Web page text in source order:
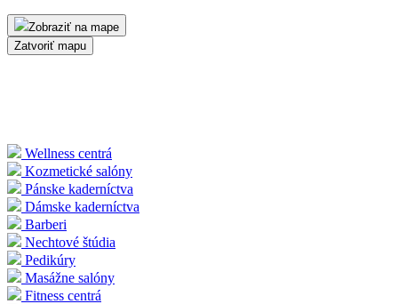
Zobraziť na mape
Zatvoriť mapu
Wellness centrá
Kozmetické salóny
Pánske kaderníctva
Dámske kaderníctva
Barberi
Nechtové štúdia
Pedikúry
Masážne salóny
Fitness centrá